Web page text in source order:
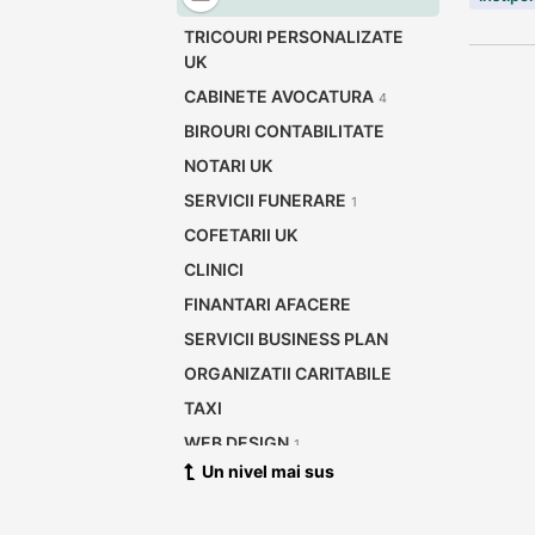
TRICOURI PERSONALIZATE
UK
CABINETE AVOCATURA 4
BIROURI CONTABILITATE
NOTARI UK
SERVICII FUNERARE 1
COFETARII UK
CLINICI
FINANTARI AFACERE
SERVICII BUSINESS PLAN
ORGANIZATII CARITABILE
TAXI
WEB DESIGN 1
VOPSITORII AUTO
Un nivel mai sus